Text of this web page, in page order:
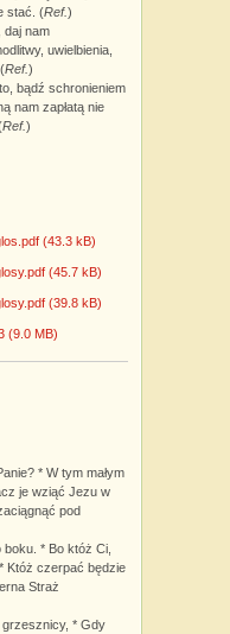
stać. (Ref.)
daj nam
uwielbienia,
Ref.)
bądź schronieniem
nam zapłatą nie
Ref.)
(43.3 kB)
(45.7 kB)
(39.8 kB)
(9.0 MB)
* W tym małym
je wziąć Jezu w
pod
* Bo któż Ci,
Któż czerpać będzie
Straż
* Gdy